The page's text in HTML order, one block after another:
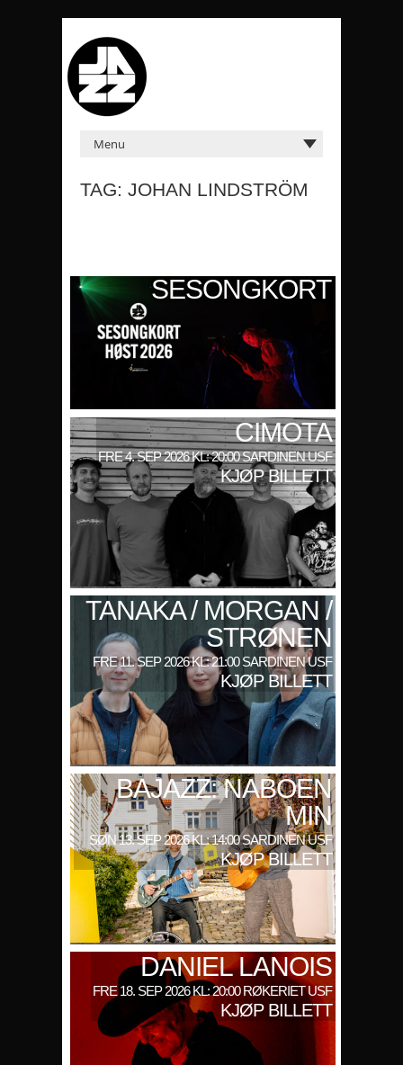
TAG: JOHAN LINDSTRÖM
SESONGKORT
CIMOTA
FRE 4. SEP 2026 KL: 20:00 SARDINEN USF
KJØP BILLETT
TANAKA / MORGAN /
STRØNEN
FRE 11. SEP 2026 KL: 21:00 SARDINEN USF
KJØP BILLETT
BAJAZZ: NABOEN
MIN
SØN 13. SEP 2026 KL: 14:00 SARDINEN USF
KJØP BILLETT
DANIEL LANOIS
FRE 18. SEP 2026 KL: 20:00 RØKERIET USF
KJØP BILLETT